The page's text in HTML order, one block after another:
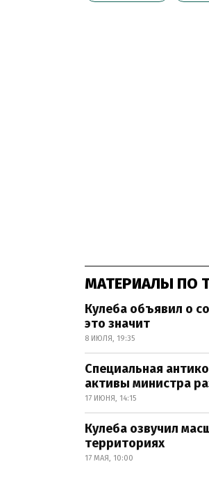
МАТЕРИАЛЫ ПО
Кулеба объявил о
это значит
8 ИЮЛЯ, 19:35
Специальная
активы министра
17 ИЮНЯ, 14:15
Кулеба озвучил
территориях
17 МАЯ, 10:00